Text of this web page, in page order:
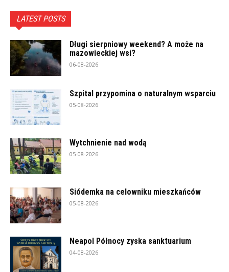
LATEST POSTS
Długi sierpniowy weekend? A może na
mazowieckiej wsi?
06-08-2026
Szpital przypomina o naturalnym wsparciu
05-08-2026
Wytchnienie nad wodą
05-08-2026
Siódemka na celowniku mieszkańców
05-08-2026
Neapol Północy zyska sanktuarium
04-08-2026